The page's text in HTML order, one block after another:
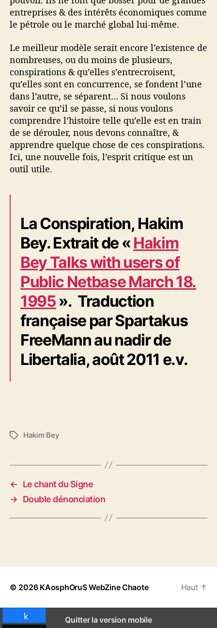
entreprises & des intérêts économiques comme
le pétrole ou le marché global lui-même.
Le meilleur modèle serait encore l’existence de
nombreuses, ou du moins de plusieurs,
conspirations & qu’elles s’entrecroisent,
qu’elles sont en concurrence, se fondent l’une
dans l’autre, se séparent… Si nous voulons
savoir ce qu’il se passe, si nous voulons
comprendre l’histoire telle qu’elle est en train
de se dérouler, nous devons connaître, &
apprendre quelque chose de ces conspirations.
Ici, une nouvelle fois, l’esprit critique est un
outil utile.
La Conspiration, Hakim
Bey. Extrait de « Hakim
Bey Talks with users of
Public Netbase March 18.
1995». Traduction
française par Spartakus
FreeMann au nadir de
Libertalia, août 2011 e.v.
É
q
e
t
e
Hakim Bey
←
Le chant du Signe
→ Double dénonciation
© 2026 KAosphOruS WebZine Chaote Haut ↑
Quitter la version mobile